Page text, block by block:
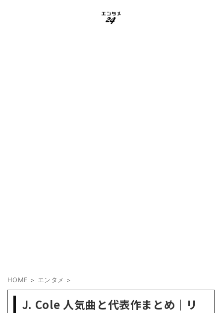
HOME > エンタメ >
J. Cole 人気曲と代表作まとめ｜リ